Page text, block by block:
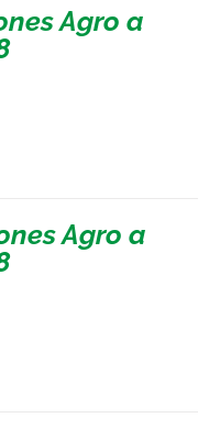
Agro a
Agro a